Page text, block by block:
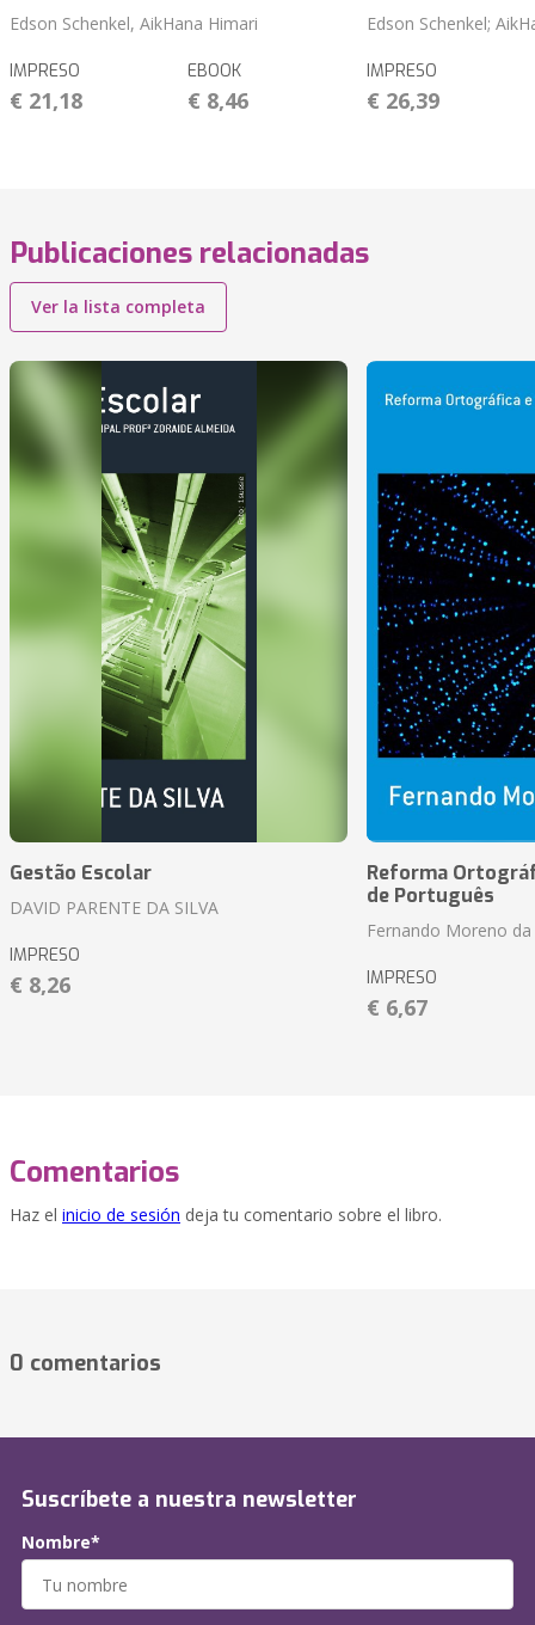
Edson Schenkel, AikHana Himari
IMPRESO
€ 21,18
EBOOK
€ 8,46
Edson Schenkel;
IMPRESO
€ 26,39
Publicaciones relacionadas
Ver la lista completa
Gestão Escolar
DAVID PARENTE DA SILVA
IMPRESO
€ 8,26
Reforma
de Português
Fernando Moreno da
IMPRESO
€ 6,67
Comentarios
Haz el inicio de sesión deja tu comentario sobre el libro.
0 comentarios
Suscríbete a nuestra newsletter
Nombre*